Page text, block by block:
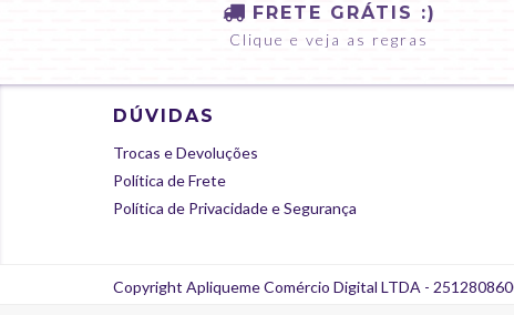
FRETE GRÁTIS :)
Clique e veja as regras
DÚVIDAS
Trocas e Devoluções
Política de Frete
Política de Privacidade e Segurança
Copyright Apliqueme Comércio Digital LTDA -